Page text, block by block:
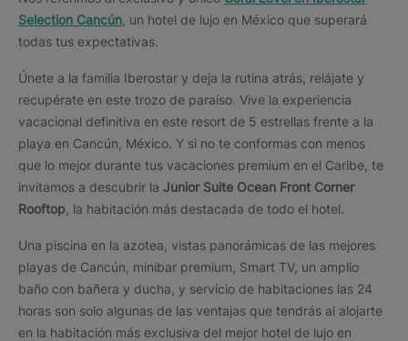
Selection Cancún , un hotel de lujo en México que superará
todas tus expectativas.
Únete a la familia Iberostar y deja la rutina atrás, relájate y
recupérate en este trozo de paraíso. Vive la experiencia
vacacional definitiva en este resort de 5 estrellas frente a la
playa en Cancún, México. Y si no te conformas con menos
que lo mejor durante tus vacaciones premium en el Caribe, te
invitamos a descubrir la Junior Suite Ocean Front Corner
Rooftop , la habitación más destacada de todo el hotel.
Una piscina en la azotea, vistas panorámicas de las mejores
playas de Cancún, minibar premium, Smart TV, un amplio
baño con bañera y ducha, y servicio de habitaciones las 24
horas son solo algunas de las ventajas que tendrás al alojarte
en la habitación más exclusiva del mejor hotel de lujo en